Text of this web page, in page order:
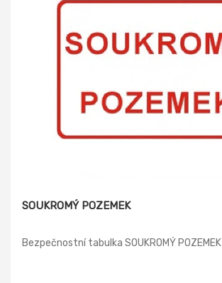
SOUKROMÝ POZEMEK
Bezpečnostní tabulka SOUKROMÝ POZEMEK